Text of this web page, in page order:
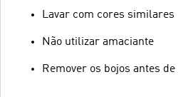
Lavar com cores similares
Não utilizar amaciante
Remover os bojos antes